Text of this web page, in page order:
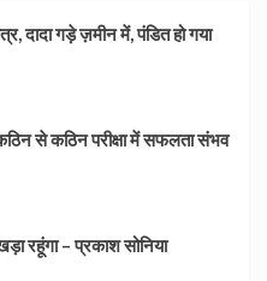
दादा गड़े ज़मीन में, पंडित हो गया
से कठिन परीक्षा में सफलता संभव
रहूंगा – प्रकाश सोनिया